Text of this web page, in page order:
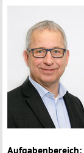
Aufgabenbereich: